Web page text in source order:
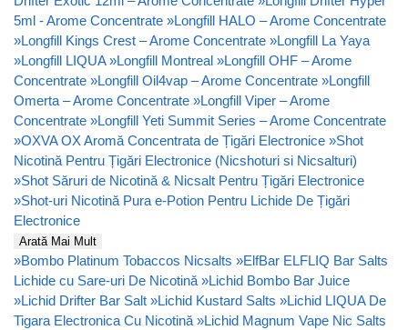
5ml - Arome Concentrate »Longfill HALO – Arome Concentrate
»Longfill Kings Crest – Arome Concentrate »Longfill La Yaya
»Longfill LIQUA »Longfill Montreal »Longfill OHF – Arome
Concentrate »Longfill Oil4vap – Arome Concentrate »Longfill
Omerta – Arome Concentrate »Longfill Viper – Arome
Concentrate »Longfill Yeti Summit Series – Arome Concentrate
»OXVA OX Aromă Concentrata de Țigări Electronice »Shot
Nicotină Pentru Țigări Electronice (Nicshoturi si Nicsalturi)
»Shot Săruri de Nicotină & Nicsalt Pentru Țigări Electronice
»Shot-uri Nicotină Pura e-Potion Pentru Lichide De Țigări
Electronice
Arată Mai Mult
»Bombo Platinum Tobaccos Nicsalts »ElfBar ELFLIQ Bar Salts
Lichide cu Sare-uri De Nicotină »Lichid Bombo Bar Juice
»Lichid Drifter Bar Salt »Lichid Kustard Salts »Lichid LIQUA De
Tigara Electronica Cu Nicotină »Lichid Magnum Vape Nic Salts